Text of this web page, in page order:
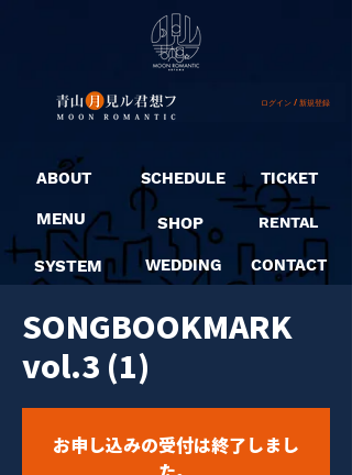
ログイン / 新規登録
ABOUT
MENU
SYSTEM
SCHEDULE
SHOP
WEDDING
TICKET
RENTAL
CONTACT
SONGBOOKMARK
vol.3 (1)
お申し込みの受付は終了しまし